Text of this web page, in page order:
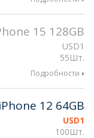
15 128GB
USD1
55Шт.
Подробности
iPhone 12 64GB
USD1
100Шт.